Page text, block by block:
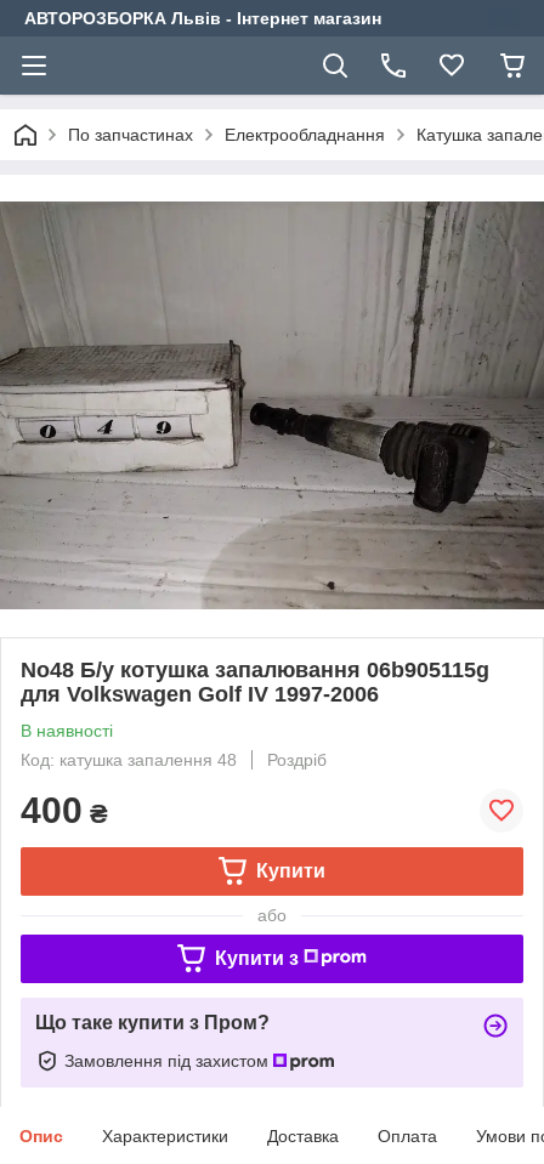
АВТОРОЗБОРКА Львів - Інтернет магазин
По запчастинах Електрообладнання Катушка
No48 Б/у котушка запалювання 06b905115g
для Volkswagen Golf IV 1997-2006
В наявності
Код: катушка запалення 48
Роздріб
400 ₴
Купити
або
Купити з
Що таке купити з Пром?
Замовлення під захистом
Опис Характеристики Доставка Оплата Умови